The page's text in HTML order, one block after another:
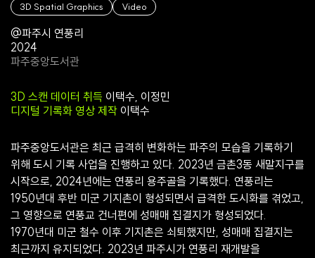
3D Spatial Graphics Video
@파주시 연풍리
2024
파주중앙도서관
3D 스캔 데이터 취득 이택수, 이정민
디지털 기록화 영상 제작 이택수
파주중앙도서관은 최근 급격히 변화하는 파주의 모습을 기록하기
위해 도시 기록 사업을 진행하고 있다. 2023년 금촌3동 새말지구를
시작으로, 2024년에는 연풍리 용주골을 기록했다. 연풍리는
1950년대 후반 미군 기지촌이 형성되면서 급격한 도시화를 겪었고,
그 영향으로 연풍교 건너편에 성매매 집결지가 형성되었다.
1970년대 미군 철수 이후 기지촌은 쇠퇴했지만, 성매매 집결지는
최근까지 유지되었다. 2023년 파주시가 연풍리 재개발을